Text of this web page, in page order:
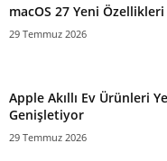
macOS 27 Yeni
29 Temmuz 2026
Apple Akıllı Ev Ürünleri
Genişletiyor
29 Temmuz 2026